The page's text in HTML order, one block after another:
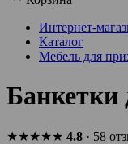
Интернет-
Каталог
Мебель для
Банкетки
★★★★★ 4.8 · 58